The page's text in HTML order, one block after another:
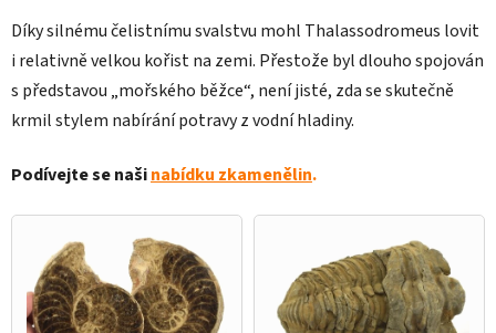
Díky silnému čelistnímu svalstvu mohl Thalassodromeus lovit
i relativně velkou kořist na zemi. Přestože byl dlouho spojován
s představou „mořského běžce“, není jisté, zda se skutečně
krmil stylem nabírání potravy z vodní hladiny.
Podívejte se našinabídku zkamenělin.